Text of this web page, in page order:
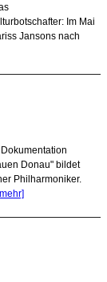
Im Mai
Jansons nach
Donau" bildet
Philharmoniker.